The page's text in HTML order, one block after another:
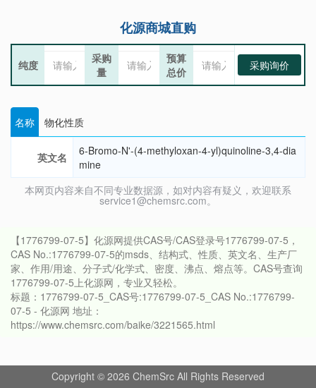
化源商城直购
纯度
采购
量
预算
总价
采购询价
名称 物化性质
英文名
6-Bromo-N'-(4-methyloxan-4-yl)quinoline-3,4-dia
mine
本网页内容来自不同专业数据源，如对内容有疑义，欢迎联系
service1@chemsrc.com。
【1776799-07-5】化源网提供CAS号/CAS登录号1776799-07-5，
CAS No.:1776799-07-5的msds、结构式、性质、英文名、生产厂
家、作用/用途、分子式/化学式、密度、沸点、熔点等。CAS号查询
1776799-07-5上化源网，专业又轻松。
标题：1776799-07-5_CAS号:1776799-07-5_CAS No.:1776799-
07-5 - 化源网 地址：
https://www.chemsrc.com/baike/3221565.html
Copyright © 2026 ChemSrc All Rights Reserved